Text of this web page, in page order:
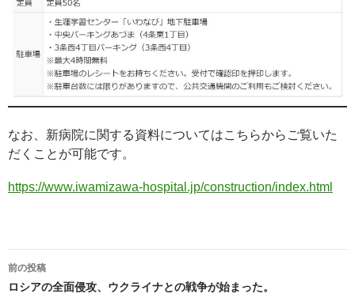
なお、新病院に関する資料についてはこちらからご覧いた
だくことが可能です。
https://www.iwamizawa-hospital.jp/construction/index.html
稿
前の投稿
ロシアの全面侵攻、ウクライナとの戦争が始まった。